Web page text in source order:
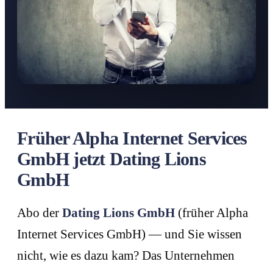
Früher Alpha Internet Services
GmbH jetzt Dating Lions
GmbH
Abo der Dating Lions GmbH (früher Alpha
Internet Services GmbH) — und Sie wissen
nicht, wie es dazu kam? Das Unternehmen